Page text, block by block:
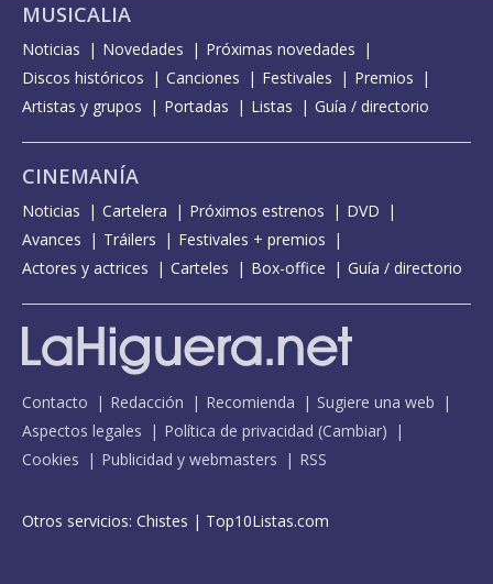
MUSICALIA
Noticias Novedades
Próximas novedades
Discos históricos
Canciones Festivales
Premios
Artistas y grupos
Portadas Listas Guía / directorio
CINEMANÍA
Noticias Cartelera Próximos estrenos
DVD
Avances
Tráilers
Festivales + premios
Actores y actrices
Carteles Box-office Guía / directorio
Contacto Redacción Recomienda
Sugiere una web
Aspectos legales
Política de privacidad (Cambiar)
Cookies
Publicidad y webmasters RSS
Otros servicios: Chistes | Top10Listas.com